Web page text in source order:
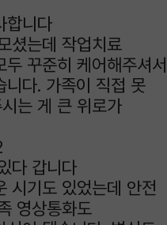
합니다
셨는데 작업치료
꾸준히 케어해주셔서
니다. 가족이 직접 못
는 게 큰 위로가
다 갑니다
시기도 있었는데 안전
영상통화도